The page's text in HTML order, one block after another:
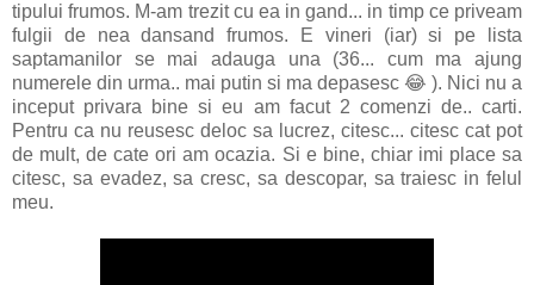
tipului frumos. M-am trezit cu ea in gand... in timp ce priveam
fulgii de nea dansand frumos. E vineri (iar) si pe lista
saptamanilor se mai adauga una (36... cum ma ajung
numerele din urma.. mai putin si ma depasesc 😂 ). Nici nu a
inceput privara bine si eu am facut 2 comenzi de.. carti.
Pentru ca nu reusesc deloc sa lucrez, citesc... citesc cat pot
de mult, de cate ori am ocazia. Si e bine, chiar imi place sa
citesc, sa evadez, sa cresc, sa descopar, sa traiesc in felul
meu.